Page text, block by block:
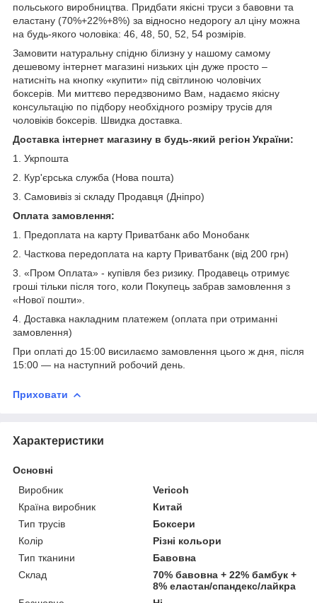
польського виробництва. Придбати якісні труси з бавовни та
еластану (70%+22%+8%) за відносно недорогу ал ціну можна
на будь-якого чоловіка: 46, 48, 50, 52, 54 розмірів.
Замовити натуральну спідню білизну у нашому самому
дешевому інтернет магазині низьких цін дуже просто –
натисніть на кнопку «купити» під світлиною чоловічих
боксерів. Ми миттєво передзвонимо Вам, надаємо якісну
консультацію по підбору необхідного розміру трусів для
чоловіків боксерів. Швидка доставка.
Доставка інтернет магазину в будь-який регіон України:
1. Укрпошта
2. Кур'єрська служба (Нова пошта)
3. Самовивіз зі складу Продавця (Дніпро)
Оплата замовлення:
1. Предоплата на карту Приватбанк або Монобанк
2. Часткова передоплата на карту Приватбанк (від 200 грн)
3. «Пром Оплата» - купівля без ризику. Продавець отримує
гроші тільки після того, коли Покупець забрав замовлення з
«Нової пошти».
4. Доставка накладним платежем (оплата при отриманні
замовлення)
При оплаті до 15:00 висилаємо замовлення цього ж дня, після
15:00 ― на наступний робочий день.
Приховати
Характеристики
Основні
Виробник
Vericoh
Країна виробник
Китай
Тип трусів
Боксери
Колір
Різні кольори
Тип тканини
Бавовна
Склад
70% бавовна + 22% бамбук +
8% еластан/спандекс/лайкра